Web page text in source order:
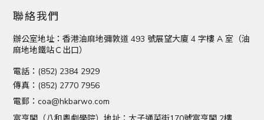
聯絡我們
辦公室地址：香港油麻地彌敦道 493 號展望大廈 4 字樓 A 室（油
麻地地鐵站Ｃ出口）
電話：(852) 2384 2929
傳真：(852) 2770 7956
電郵： coa@hkbarwo.com